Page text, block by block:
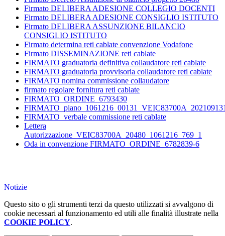
Firmato DELIBERA ADESIONE COLLEGIO DOCENTI
Firmato DELIBERA ADESIONE CONSIGLIO ISTITUTO
Firmato DELIBERA ASSUNZIONE BILANCIO
CONSIGLIO ISTITUTO
Firmato determina reti cablate convenzione Vodafone
Firmato DISSEMINAZIONE reti cablate
FIRMATO graduatoria definitiva collaudatore reti cablate
FIRMATO graduatoria provvisoria collaudatore reti cablate
FIRMATO nomina commissione collaudatore
firmato regolare fornitura reti cablate
FIRMATO_ORDINE_6793430
FIRMATO_verbale commissione reti cablate
Lettera
Autorizzazione_VEIC83700A_20480_1061216_769_1
Oda in convenzione FIRMATO_ORDINE_6782839-6
Notizie
Questo sito o gli strumenti terzi da questo utilizzati si avvalgono di
cookie necessari al funzionamento ed utili alle finalità illustrate nella
COOKIE POLICY.